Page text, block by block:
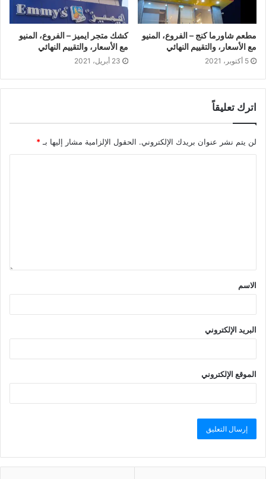
مطعم شاورما كنج – الفروع، المنيو
مع الأسعار، والتقييم النهائي
5 أكتوبر، 2021
كشك متجر ايميز – الفروع، المنيو
مع الأسعار، والتقييم النهائي
23 أبريل، 2021
اترك تعليقاً
لن يتم نشر عنوان بريدك الإلكتروني. الحقول الإلزامية مشار إليها بـ *
الاسم
البريد الإلكتروني
الموقع الإلكتروني